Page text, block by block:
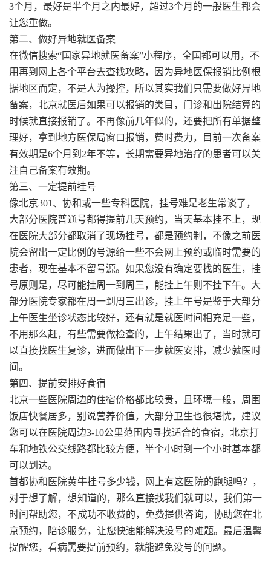
3个月，最好是半个月之内最好，超过3个月的一般医生都会
让您重做。
第二、做好异地就医备案
在微信搜索“国家异地就医备案”小程序，全国都可以用，不
用再到网上各个平台去查找攻略，因为异地医保报销比例根
据地区而定，不是人为操控，所以其实我们只需要做好异地
备案，北京就医后如果可以报销的类目，门诊和出院结算的
时候就直接报销了。不再像前几年似的，还要把所有单据整
理好，拿到地方医保局窗口报销，费时费力，目前一次备案
有效期是6个月到2年不等，长期需要异地治疗的患者可以关
注自己备案有效期。
第三、一定提前挂号
像北京301、协和或一些专科医院，挂号难是老生常谈了，
大部分医院普通号都得提前几天预约，当天基本挂不上，现
在医院大部分都取消了现场挂号，都是预约制，不像之前医
院会留出一定比例的号源给一些不会网上预约或临时需要的
患者，现在基本不留号源。如果您没有确定要找的医生，挂
号原则是，尽可能挂周一到周三，能挂上午则不挂下午。大
部分医院专家都在周一到周三出诊，挂上午号是鉴于大部分
上午医生坐诊状态比较好，还有就是就医时间相充足一些，
不用那么赶，有些需要做检查的，上午结果出了，当时就可
以直接找医生复诊，进而做出下一步就医安排，减少就医时
间。
第四、提前安排好食宿
北京一些医院周边的住宿价格都比较贵，且环境一般，周围
饭店快餐居多，别说营养价值，大部分卫生也很堪忧，建议
您可以在医院周边3-10公里范围内寻找适合的食宿，北京打
车和地铁公交线路都比较方便，半个小时到一个小时基本都
可以到达。
首都协和医院黄牛挂号多少钱，网上有这医院的跑腿吗？，
对于想了解，想知道的，那么直接找我们就可以，我们第一
时间帮助您，不成功不收费的，免费提供咨询，协助您在北
京预约，陪诊服务，让您快速能解决没号的难题。最后温馨
提醒您，看病需要提前预约，就能避免没号的问题。